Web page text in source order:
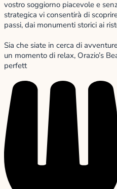
vostro soggiorno piacevole e
strategica vi consentirà di
passi, dai monumenti storici ai
Sia che siate in cerca di
un momento di relax, Orazio’s
perfett